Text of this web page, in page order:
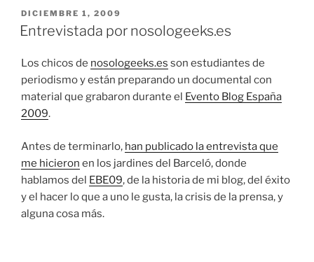
PUBLICADO
EL
DICIEMBRE 1, 2009
Entrevistada por nosologeeks.es
Los chicos de nosologeeks.es son estudiantes de
periodismo y están preparando un documental con
material que grabaron durante el
Evento Blog España
2009.
Antes de terminarlo, han publicado la entrevista que
me hicieron en los jardines del Barceló, donde
hablamos del EBE09, de la historia de mi blog, del éxito
y el hacer lo que a uno le gusta, la crisis de la prensa, y
alguna cosa más.